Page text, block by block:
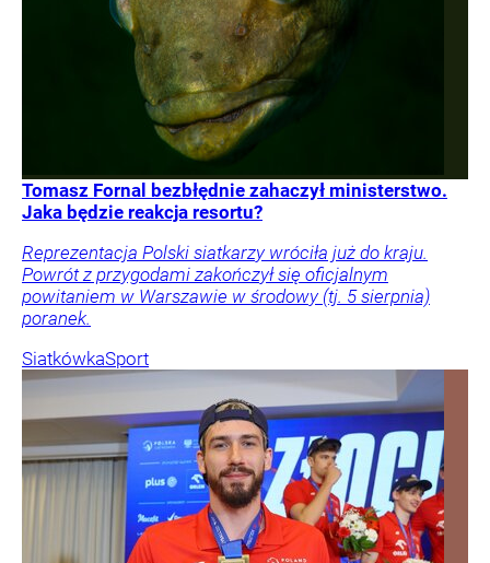
Tomasz Fornal bezbłędnie zahaczył ministerstwo.
Jaka będzie reakcja resortu?
Reprezentacja Polski siatkarzy wróciła już do kraju.
Powrót z przygodami zakończył się oficjalnym
powitaniem w Warszawie w środowy (tj. 5 sierpnia)
poranek.
SiatkówkaSport